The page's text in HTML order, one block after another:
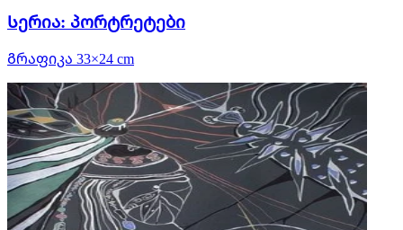
Სერია: პორტრეტები
Გრაფიკა 33×24 cm